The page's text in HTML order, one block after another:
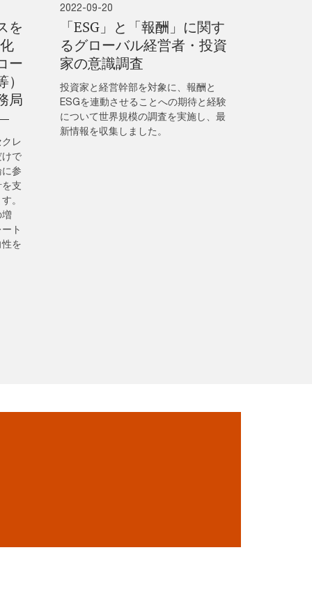
を
ー
局
レ
で
参
支
。
増
ト
を
2022-09-20
「ESG」と「報酬」に関す
るグローバル経営者・投資
家の意識調査
投資家と経営幹部を対象に、報酬と
ESGを連動させることへの期待と経験
について世界規模の調査を実施し、最
新情報を収集しました。